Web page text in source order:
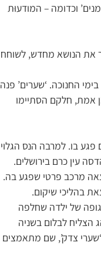
וכדומה – המודעוּת
את כולנו לעורר את הנושא מחדש, לשוחח
החנוכה. ‘שערים’ פנה
אמת, חלקם הסתיימו
בו. למרבה הנס הגלוי
עין כרם בירושלים.
מרכב פרטי שפגע בה.
בהליכי שיקום.
של ילדה שחלפה
הצליח לבלום בשניה
צדק’, שם מתאמצים